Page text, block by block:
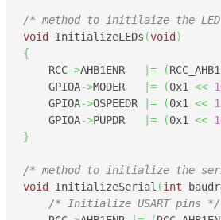
/* method to initilaize the LED
void InitializeLEDs (void)
{
    RCC
->AHB1ENR |= (
    GPIOA
->MODER |= (0x1 <<
    GPIOA
->OSPEEDR |= (0x1 <<
    GPIOA
->PUPDR |= (0x1 <<
}
/* method to initialize the
void InitializeSerial (int
/* Initialize USART pins */